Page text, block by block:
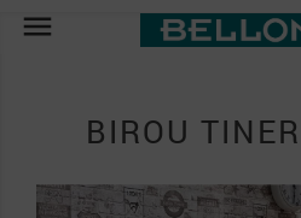

BIROU